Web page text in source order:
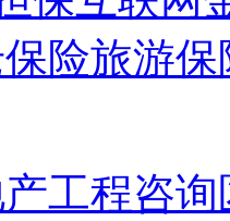
险旅游保
工程咨询